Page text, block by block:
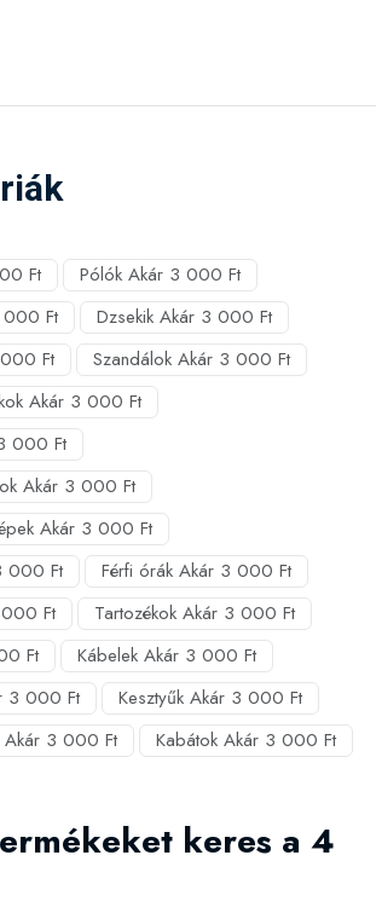
Ft
Pólók Akár 3 000 Ft
000 Ft
Dzsekik Akár 3 000 Ft
Ft
Szandálok Akár 3 000 Ft
Akár 3 000 Ft
000 Ft
Akár 3 000 Ft
Akár 3 000 Ft
000 Ft
Férfi órák Akár 3 000 Ft
Ft
Tartozékok Akár 3 000 Ft
Ft
Kábelek Akár 3 000 Ft
3 000 Ft
Kesztyűk Akár 3 000 Ft
Akár 3 000 Ft
Kabátok Akár 3 000 Ft
keres a 4